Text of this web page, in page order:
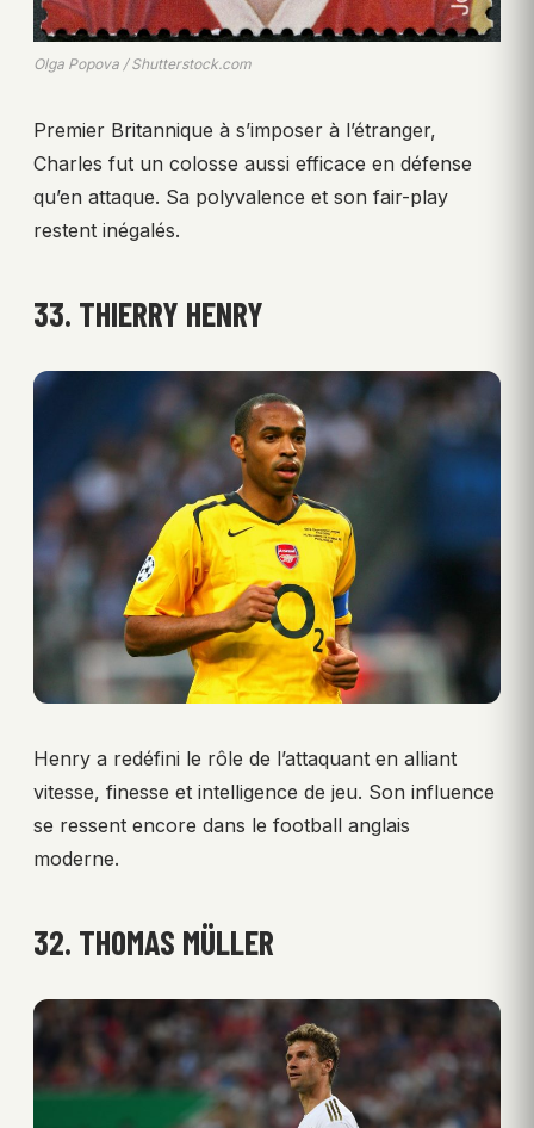
Olga Popova / Shutterstock.com
Premier Britannique à s’imposer à l’étranger,
Charles fut un colosse aussi efficace en défense
qu’en attaque. Sa polyvalence et son fair-play
restent inégalés.
33. THIERRY HENRY
Henry a redéfini le rôle de l’attaquant en alliant
vitesse, finesse et intelligence de jeu. Son influence
se ressent encore dans le football anglais
moderne.
32. THOMAS MÜLLER